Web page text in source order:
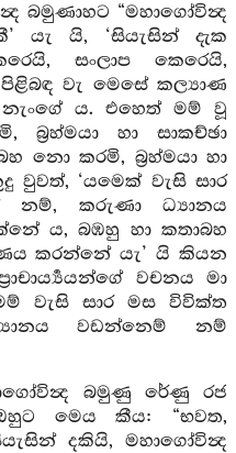
බමුණාහට “මහාගෝවින්‍ද
යැ යි, ‘සියැසින් දැක
සංලාප කෙරෙයි,
වැ මෙසේ කල්‍යාණ
ය. එහෙත් මම් වූ
හා සාකච්ඡා
නො කරමි, බ්‍රහ්මයා හා
‘යමෙක් වැසි සාර
නම්, කරුණා ධ්‍යානය
ය, බඹහු හා කතාබහ
කරන්නේ යැ’ යි කියන
වචනය මා
වැසි සාර මස විවික්ත
වඩන්නෙම් නම්
බමුණු රේණු රජ
මෙය කීය: “භවත,
දකියි, මහාගෝවින්‍ද